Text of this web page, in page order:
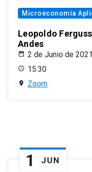
Microeconomía
Leopoldo
Andes
2 de Junio de 2021
15:30
Zoom
1 JUN